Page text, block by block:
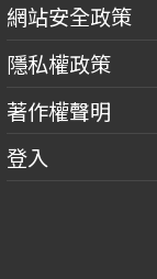
網站安全政策
隱私權政策
著作權聲明
登入